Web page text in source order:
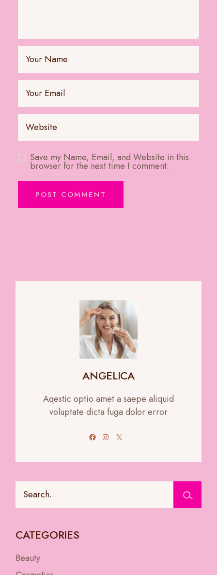
Save my Name, Email, and Website in this
browser for the next time I comment.
ANGELICA
Aqestic optio amet a saepe aliquid
voluptate dicta fuga dolor error
FacebookInstagram
CATEGORIES
Beauty